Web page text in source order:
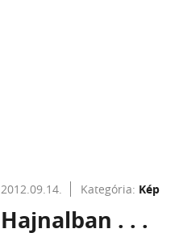
2012.09.14. Kategória: Kép
Hajnalban . . .